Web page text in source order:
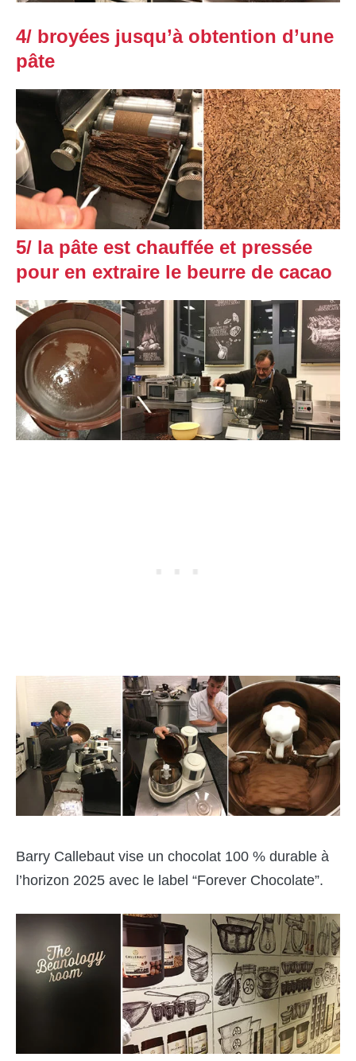
4/ broyées jusqu’à obtention d’une
pâte
5/ la pâte est chauffée et pressée
pour en extraire le beurre de cacao
Barry Callebaut vise un chocolat 100 % durable à
l’horizon 2025 avec le label “Forever Chocolate”.